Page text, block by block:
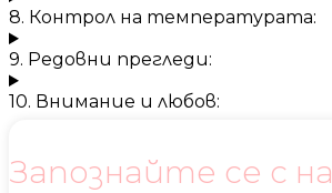
8. Контрол на температурата:
9. Редовни прегледи:
10. Внимание и любов:
Запознайте се с